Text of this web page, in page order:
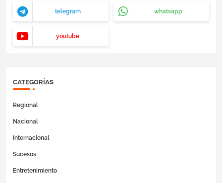
telegram whatsapp
youtube
CATEGORÍAS
Regional
Nacional
Internacional
Sucesos
Entretenimiento